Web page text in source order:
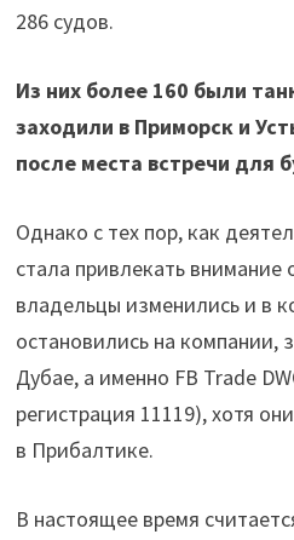
286 судов.
Из них более 160 были
заходили в Приморск и
после места встречи для
Однако с тех пор, как
стала привлекать внимание
владельцы изменились и в
остановились на компании,
Дубае, а именно FB Trade
регистрация 11119), хотя
в Прибалтике.
В настоящее время